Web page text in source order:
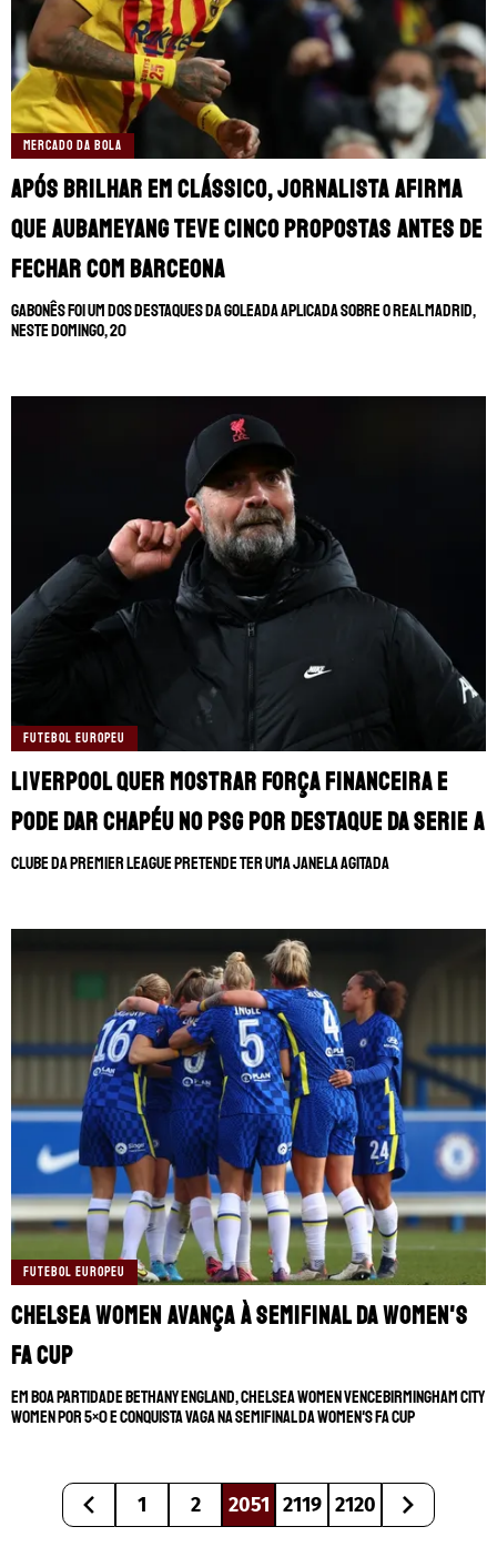
MERCADO DA BOLA
Após brilhar em clássico, jornalista afirma
que Aubameyang teve cinco propostas antes de
fechar com Barceona
Gabonês foi um dos destaques da goleada aplicada sobre o Real Madrid,
neste domingo, 20
FUTEBOL EUROPEU
Liverpool quer mostrar força financeira e
pode dar chapéu no PSG por destaque da Serie A
Clube da Premier League pretende ter uma janela agitada
FUTEBOL EUROPEU
Chelsea Women avança à semifinal da Women's
FA Cup
Em boa partidade Bethany England, Chelsea Women venceBirmingham City
Women por 5×0 e conquista vaga na semifinal da Women's FA Cup
1 2 2051 2119 2120